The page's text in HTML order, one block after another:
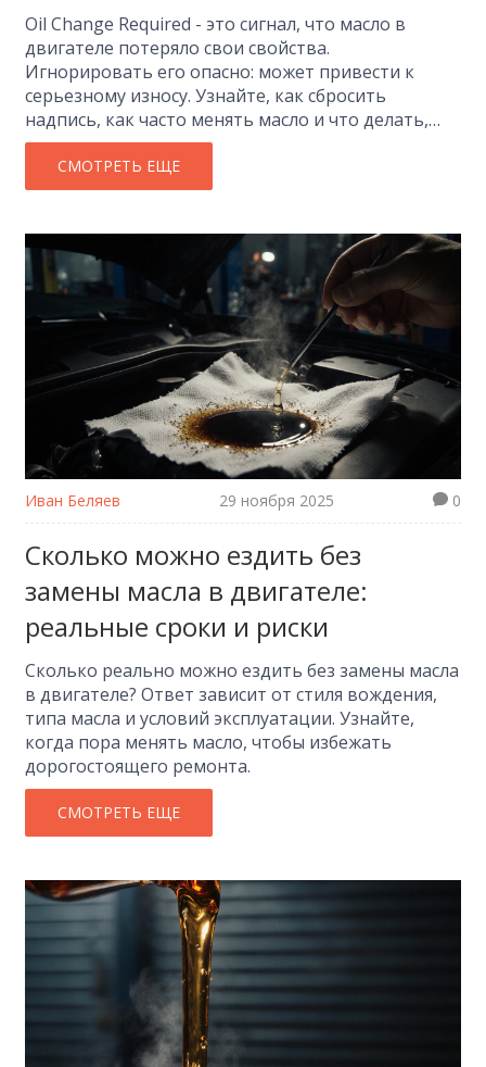
Oil Change Required - это сигнал, что масло в
двигателе потеряло свои свойства.
Игнорировать его опасно: может привести к
серьезному износу. Узнайте, как сбросить
надпись, как часто менять масло и что делать,
если она появилась в дороге.
СМОТРЕТЬ ЕЩЕ
Иван Беляев 29 ноября 2025 0
Сколько можно ездить без
замены масла в двигателе:
реальные сроки и риски
Сколько реально можно ездить без замены масла
в двигателе? Ответ зависит от стиля вождения,
типа масла и условий эксплуатации. Узнайте,
когда пора менять масло, чтобы избежать
дорогостоящего ремонта.
СМОТРЕТЬ ЕЩЕ